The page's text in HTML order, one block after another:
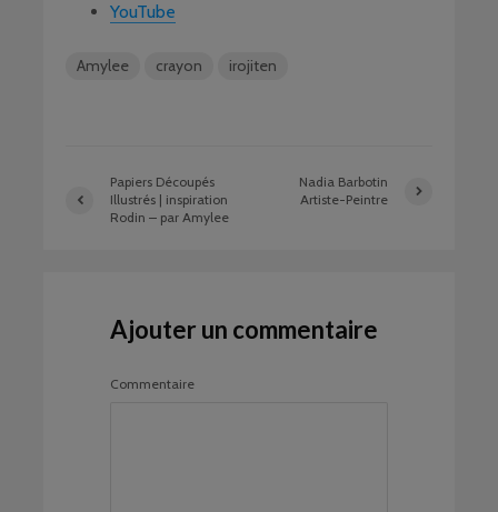
YouTube
Amylee crayon irojiten
Papiers Découpés
Illustrés | inspiration
Rodin – par Amylee
Nadia Barbotin
Artiste-Peintre
Ajouter un commentaire
Commentaire